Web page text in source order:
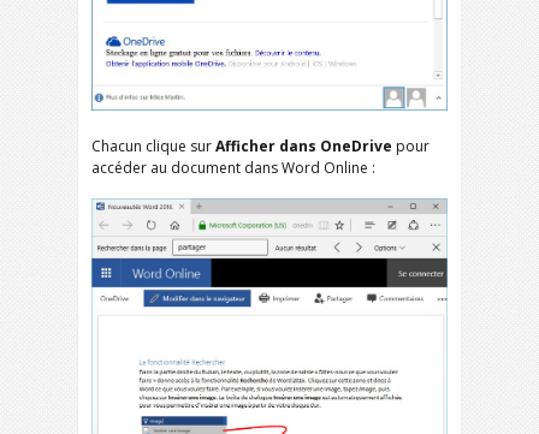
Chacun clique surAfficher dans OneDrive pour
accéder au document dans Word Online :